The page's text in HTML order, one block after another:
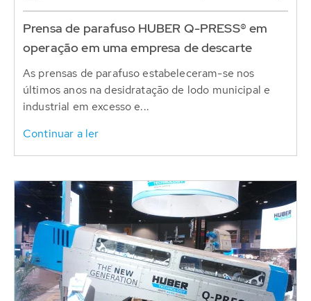
Prensa de parafuso HUBER Q-PRESS® em
operação em uma empresa de descarte
As prensas de parafuso estabeleceram-se nos
últimos anos na desidratação de lodo municipal e
industrial em excesso e...
Continuar a ler